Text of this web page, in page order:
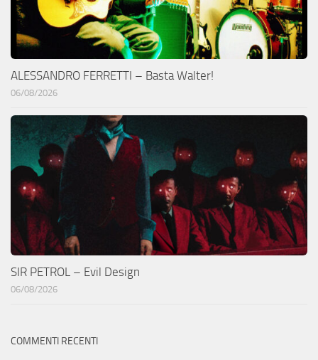
ALESSANDRO FERRETTI – Basta Walter!
06/08/2026
SIR PETROL – Evil Design
06/08/2026
COMMENTI RECENTI